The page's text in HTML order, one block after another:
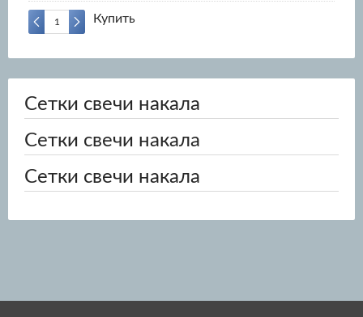
Купить
Сетки свечи накала
Сетки свечи накала
Сетки свечи накала